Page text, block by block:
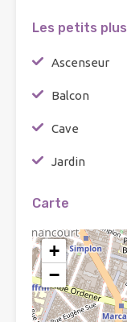
Les petits plus
Ascenseur
Balcon
Cave
Jardin
Carte
+
−